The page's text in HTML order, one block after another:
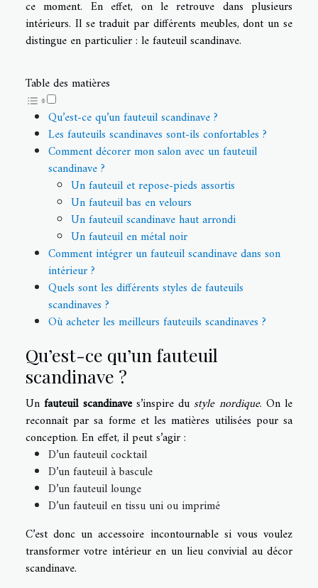
ce moment. En effet, on le retrouve dans plusieurs
intérieurs. Il se traduit par différents meubles, dont un se
distingue en particulier : le fauteuil scandinave.
Table des matières
Qu’est-ce qu’un fauteuil scandinave ?
Les fauteuils scandinaves sont-ils confortables ?
Comment décorer mon salon avec un fauteuil
scandinave ?
Un fauteuil et repose-pieds assortis
Un fauteuil bas en velours
Un fauteuil scandinave haut arrondi
Un fauteuil en métal noir
Comment intégrer un fauteuil scandinave dans son
intérieur ?
Quels sont les différents styles de fauteuils
scandinaves ?
Où acheter les meilleurs fauteuils scandinaves ?
Qu’est-ce qu’un fauteuil
scandinave ?
Unfauteuil scandinaves’inspire du style nordique. On le
reconnaît par sa forme et les matières utilisées pour sa
conception. En effet, il peut s’agir :
D’un fauteuil cocktail
D’un fauteuil à bascule
D’un fauteuil lounge
D’un fauteuil en tissu uni ou imprimé
C’est donc un accessoire incontournable si vous voulez
transformer votre intérieur en un lieu convivial au décor
scandinave.